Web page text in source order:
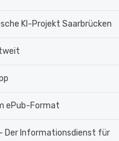
KI-Projekt Saarbrücken
ePub-Format
Der Informationsdienst für